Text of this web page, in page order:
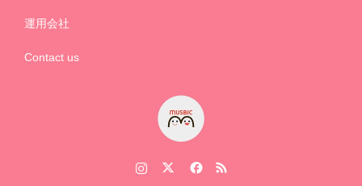
運用会社
Contact us
RSS